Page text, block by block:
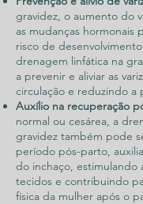
gravidez, o aumento do
as mudanças hormonais
risco de
drenagem linfática na
a prevenir e aliviar as
circulação e reduzindo a
Auxílio na recuperação
normal ou cesárea, a
gravidez também pode
período pós-parto,
do inchaço, estimulando
tecidos e contribuindo
física da mulher após o